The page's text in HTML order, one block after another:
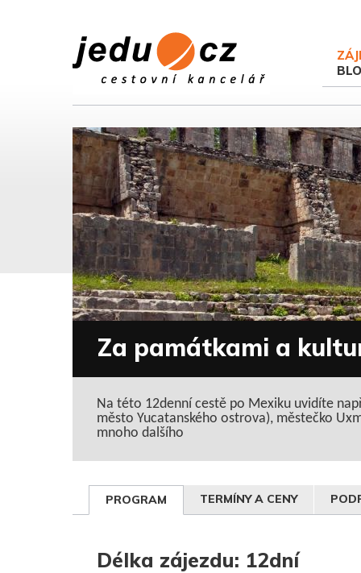
Za památkami a
Na této 12denní cestě po Mexiku uvidíte
město Yucatanského ostrova), městečko
mnoho dalšího
PROGRAM TERMÍNY A CENY
Délka zájezdu: 12dní